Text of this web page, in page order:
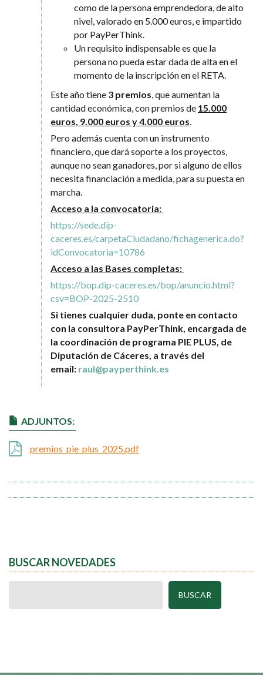
como de la persona emprendedora, de alto
nivel, valorado en 5.000 euros, e impartido
por PayPerThink.
Un requisito indispensable es que la
persona no pueda estar dada de alta en el
momento de la inscripción en el RETA.
Este año tiene 3 premios, que aumentan la
cantidad económica, con premios de 15.000
euros, 9.000 euros y 4.000 euros.
Pero además cuenta con un instrumento
financiero, que dará soporte a los proyectos,
aunque no sean ganadores, por si alguno de ellos
necesita financiación a medida, para su puesta en
marcha.
Acceso a la convocatoria:
https://sede.dip-
caceres.es/carpetaCiudadano/fichagenerica.do?
idConvocatoria=10786
Acceso a las Bases completas:
https://bop.dip-caceres.es/bop/anuncio.html?
csv=BOP-2025-2510
Si tienes cualquier duda, ponte en contacto
con la consultora PayPerThink, encargada de
la coordinación de programa PIE PLUS, de
Diputación de Cáceres, a través del
email: raul@payperthink.es
ADJUNTOS:
premios_pie_plus_2025.pdf
BUSCAR NOVEDADES